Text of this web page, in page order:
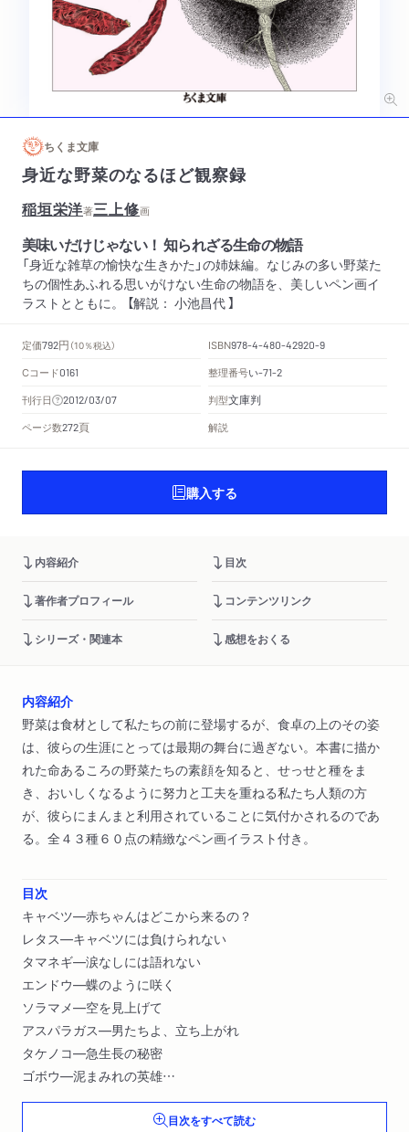
ちくま文庫
身近な野菜のなるほど観察録
稲垣栄洋著三上修画
美味いだけじゃない！ 知られざる生命の物語
「身近な雑草の愉快な生きかた」の姉妹編。なじみの多い野菜た
ちの個性あふれる思いがけない生命の物語を、美しいペン画イ
ラストとともに。 【解説： 小池昌代 】
定価792円 （10％税込） ISBN978-4-480-42920-9
Cコード0161 整理番号い-71-2
刊行日 2012/03/07 判型文庫判
ページ数272頁 解説
購入する
内容紹介 目次
著作者プロフィール コンテンツリンク
シリーズ・関連本 感想をおくる
内容紹介
野菜は食材として私たちの前に登場するが、食卓の上のその姿
は、彼らの生涯にとっては最期の舞台に過ぎない。本書に描か
れた命あるころの野菜たちの素顔を知ると、せっせと種をま
き、おいしくなるように努力と工夫を重ねる私たち人類の方
が、彼らにまんまと利用されていることに気付かされるのであ
る。全４３種６０点の精緻なペン画イラスト付き。
目次
キャベツ―赤ちゃんはどこから来るの？
レタス―キャベツには負けられない
タマネギ―涙なしには語れない
エンドウ―蝶のように咲く
ソラマメ―空を見上げて
アスパラガス―男たちよ、立ち上がれ
タケノコ―急生長の秘密
ゴボウ―泥まみれの英雄
カボチャ―能ある瓜は爪を隠す
シソ―鮮やかに蘇れ〔ほか〕目次をすべて読む